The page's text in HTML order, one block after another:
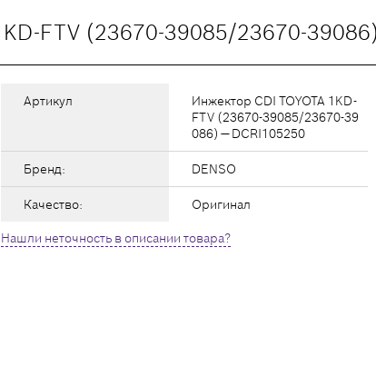
FTV (23670-39085/23670-
Артикул
Инжектор CDI TOYOTA 1KD-
FTV (23670-39085/23670-39
086) — DCRI105250
Бренд: DENSO
Качество: Оригинал
Нашли неточность в описании товара?